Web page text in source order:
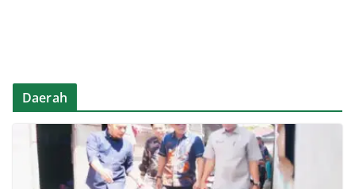
Daerah